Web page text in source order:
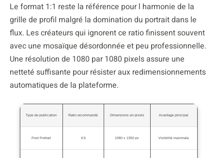
Le format 1:1 reste la référence pour l harmonie de la
grille de profil malgré la domination du portrait dans le
flux. Les créateurs qui ignorent ce ratio finissent souvent
avec une mosaïque désordonnée et peu professionnelle.
Une résolution de 1080 par 1080 pixels assure une
netteté suffisante pour résister aux redimensionnements
automatiques de la plateforme.
Type de publication Ratio recommandé Dimensions en pixels Avantage principal
Post Portrait 4:5 1080 x 1350 px Visibilité maximale